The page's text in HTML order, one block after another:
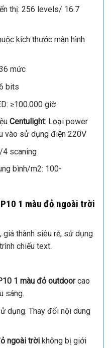
thị: 256 levels/ 16.7
kích thước màn hình
mức
bits
≥100.000 giờ
Centulight: Loại power
vào sử dụng điện 220V
4 scaning
bình/m2: 100-
1 màu đỏ ngoài trời
giá thành siêu rẻ, sử dụng
chiếu text.
1 màu đỏ outdoorcao
sáng.
dụng. Thay đổi nội dung
ngoài trờikhông bị giới